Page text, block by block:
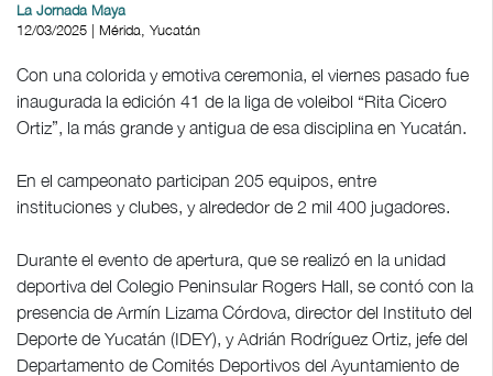
La Jornada Maya
12/03/2025 | Mérida, Yucatán
Con una colorida y emotiva ceremonia, el viernes pasado fue
inaugurada la edición 41 de la liga de voleibol “Rita Cicero
Ortiz”, la más grande y antigua de esa disciplina en Yucatán.
En el campeonato participan 205 equipos, entre
instituciones y clubes, y alrededor de 2 mil 400 jugadores.
Durante el evento de apertura, que se realizó en la unidad
deportiva del Colegio Peninsular Rogers Hall, se contó con la
presencia de Armín Lizama Córdova, director del Instituto del
Deporte de Yucatán (IDEY), y Adrián Rodríguez Ortiz, jefe del
Departamento de Comités Deportivos del Ayuntamiento de